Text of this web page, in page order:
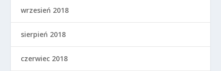
wrzesień 2018
sierpień 2018
czerwiec 2018